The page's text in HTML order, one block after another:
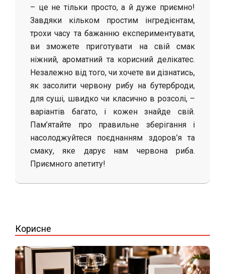
– це не тільки просто, а й дуже приємно!
Завдяки кільком простим інгредієнтам,
трохи часу та бажанню експериментувати,
ви зможете приготувати на свій смак
ніжний, ароматний та корисний делікатес.
Незалежно від того, чи хочете ви дізнатись,
як засолити червону рибу на бутерброди,
для суші, швидко чи класично в розсолі, –
варіантів багато, і кожен знайде свій.
Пам’ятайте про правильне зберігання і
насолоджуйтеся поєднанням здоров’я та
смаку, яке дарує нам червона риба.
Приємного апетиту!
2025-
Корисне